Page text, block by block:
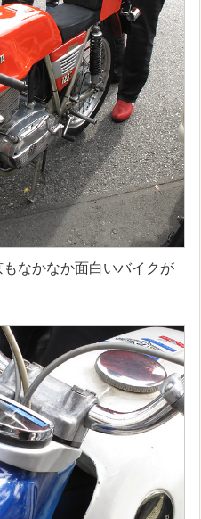
なかなか面白いバイクが